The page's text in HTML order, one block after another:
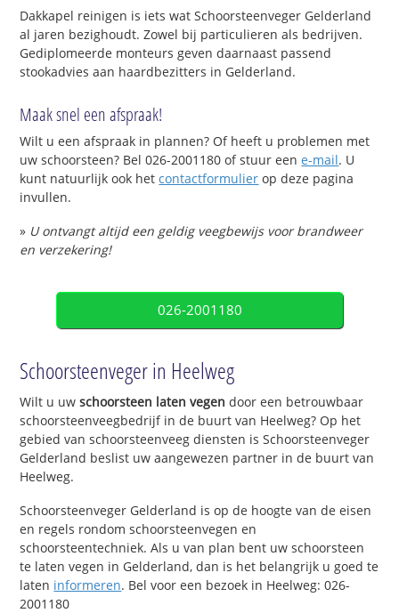
Dakkapel reinigen is iets wat Schoorsteenveger Gelderland
al jaren bezighoudt. Zowel bij particulieren als bedrijven.
Gediplomeerde monteurs geven daarnaast passend
stookadvies aan haardbezitters in Gelderland.
Maak snel een afspraak!
Wilt u een afspraak in plannen? Of heeft u problemen met
uw schoorsteen? Bel 026-2001180 of stuur eene-mail. U
kunt natuurlijk ook hetcontactformulier op deze pagina
invullen.
» U ontvangt altijd een geldig veegbewijs voor brandweer
en verzekering!
026-2001180
Schoorsteenveger in Heelweg
Wilt u uwschoorsteen laten vegen door een betrouwbaar
schoorsteenveegbedrijf in de buurt van Heelweg? Op het
gebied van schoorsteenveeg diensten is Schoorsteenveger
Gelderland beslist uw aangewezen partner in de buurt van
Heelweg.
Schoorsteenveger Gelderland is op de hoogte van de eisen
en regels rondom schoorsteenvegen en
schoorsteentechniek. Als u van plan bent uw schoorsteen
te laten vegen in Gelderland, dan is het belangrijk u goed te
laten informeren. Bel voor een bezoek in Heelweg: 026-
2001180